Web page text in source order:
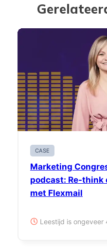
CASE
Marketing
podcast: Re-
met Flexmail
Leestijd is ongeveer